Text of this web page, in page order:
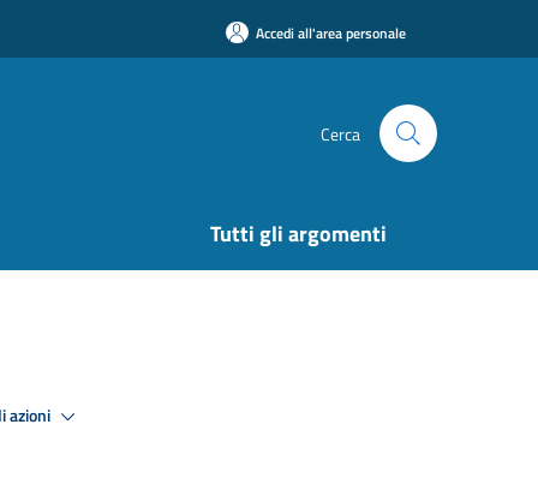
Accedi all'area personale
Cerca
Tutti gli argomenti
azioni